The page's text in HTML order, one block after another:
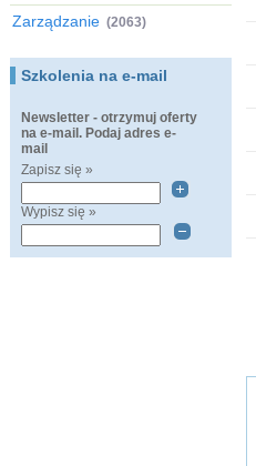
Zarządzanie (2063)
Szkolenia na e-mail
Newsletter - otrzymuj oferty
na e-mail. Podaj adres e-
mail
Zapisz się »
Wypisz się »